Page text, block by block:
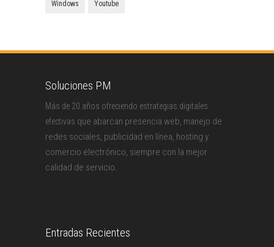
Windows Youtube
Soluciones PM
Más de 20 años ofreciendo estrategias digitales
efectivas que abarcan presencia web, manejo de
redes sociales, publicidad en línea, hosting y
comercio electrónico, siempre con la mejor
calidad de servicio.
Entradas Recientes